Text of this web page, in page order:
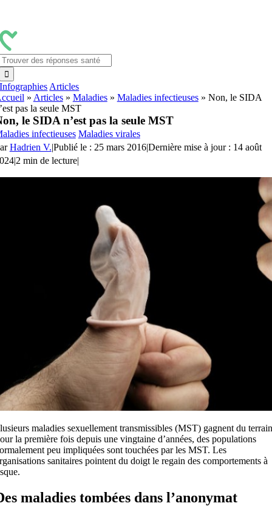
contenu
Infographies Articles
» Articles» Maladies» Maladies infectieuses» Non, le SIDA
pas la seule MST
le SIDA n’est pas la seule MST
infectieuses Maladies virales
Hadrien V.|Publié le : 25 mars 2016|Dernière mise à jour : 14 août
|2 min de lecture|
maladies sexuellement transmissibles (MST) gagnent du
la première fois depuis une vingtaine d’années, des populations
peu impliquées sont touchées par les MST. Les
sanitaires pointent du doigt le regain des comportements à
maladies tombées dans l’anonymat